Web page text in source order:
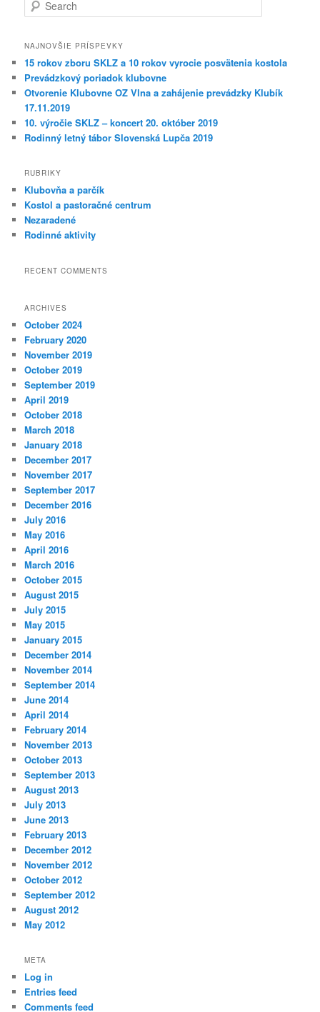
NAJNOVŠIE PRÍSPEVKY
15 rokov zboru SKLZ a 10 rokov vyrocie posvätenia kostola
Prevádzkový poriadok klubovne
Otvorenie Klubovne OZ Vlna a zahájenie prevádzky Klubík
17.11.2019
10. výročie SKLZ – koncert 20. október 2019
Rodinný letný tábor Slovenská Lupča 2019
RUBRIKY
Klubovňa a parčík
Kostol a pastoračné centrum
Nezaradené
Rodinné aktivity
RECENT COMMENTS
ARCHIVES
October 2024
February 2020
November 2019
October 2019
September 2019
April 2019
October 2018
March 2018
January 2018
December 2017
November 2017
September 2017
December 2016
July 2016
May 2016
April 2016
March 2016
October 2015
August 2015
July 2015
May 2015
January 2015
December 2014
November 2014
September 2014
June 2014
April 2014
February 2014
November 2013
October 2013
September 2013
August 2013
July 2013
June 2013
February 2013
December 2012
November 2012
October 2012
September 2012
August 2012
May 2012
META
Log in
Entries feed
Comments feed